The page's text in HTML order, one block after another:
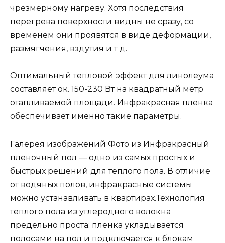
чрезмерному нагреву. Хотя последствия
перегрева поверхности видны не сразу, со
временем они проявятся в виде деформации,
размягчения, вздутия и т д.
Оптимальный тепловой эффект для линолеума
составляет ок. 150-230 Вт на квадратный метр
отапливаемой площади. Инфракрасная пленка
обеспечивает именно такие параметры.
Галерея изображений Фото из Инфракрасный
пленочный пол — одно из самых простых и
быстрых решений для теплого пола. В отличие
от водяных полов, инфракрасные системы
можно устанавливать в квартирах.Технология
теплого пола из углеродного волокна
предельно проста: пленка укладывается
полосами на пол и подключается к блокам